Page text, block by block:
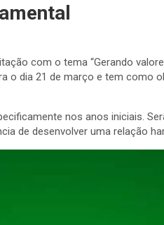
com o tema “Gerando
o dia 21 de março e tem
nos anos iniciais.
de desenvolver uma relação